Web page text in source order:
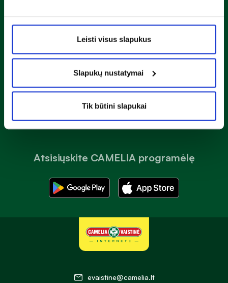
Leisti visus slapukus
Slapukų nustatymai
Tik būtini slapukai
Atsisiųskite CAMELIA programėlę
Susipažinau ir sutinku suprivatumo taisyklėmis
evaistine@camelia.lt